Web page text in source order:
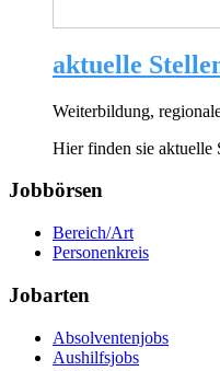
aktuelle
Weiterbildung,
Hier finden sie aktuelle
Jobbörsen
Bereich/Art
Personenkreis
Jobarten
Absolventenjobs
Aushilfsjobs